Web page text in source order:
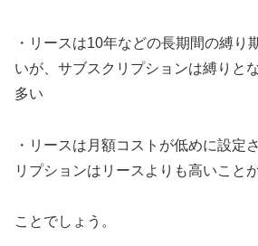
・リースは10年などの長期間の縛り
いが、サブスクリプションは縛りと
多い
・リースは月額コストが低めに設定
リプションはリースよりも高いこと
ことでしょう。